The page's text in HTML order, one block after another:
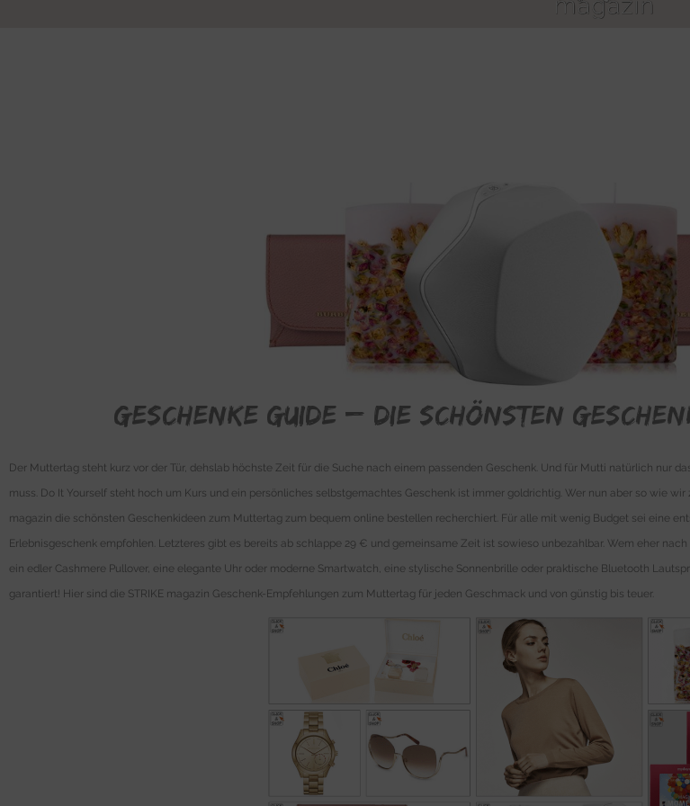
Geschenke Guide – Die schönsten
Der Muttertag steht kurz vor der Tür, dehslab höchste Zeit für die Suche nach einem passenden Geschenk. Und für Mutti natürlich nur
muss. Do It Yourself steht hoch um Kurs und ein persönliches selbstgemachtes Geschenk ist immer goldrichtig. Wer nun aber so wie
magazin die schönsten Geschenkideen zum Muttertag zum bequem online bestellen recherchiert. Für alle mit wenig Budget sei eine
Erlebnisgeschenk empfohlen. Letzteres gibt es bereits ab schlappe 29 € und gemeinsame Zeit ist sowieso unbezahlbar. Wem eher
ein edler Cashmere Pullover, eine elegante Uhr oder moderne Smartwatch, eine stylische Sonnenbrille oder praktische Bluetooth
garantiert! Hier sind die STRIKE magazin Geschenk-Empfehlungen zum Muttertag für jeden Geschmack und von günstig bis teuer.